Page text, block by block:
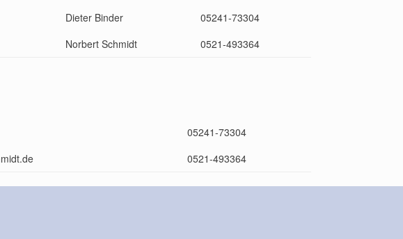
Dieter Binder
05241-73304
Norbert Schmidt 0521-493364
05241-73304
0521-493364